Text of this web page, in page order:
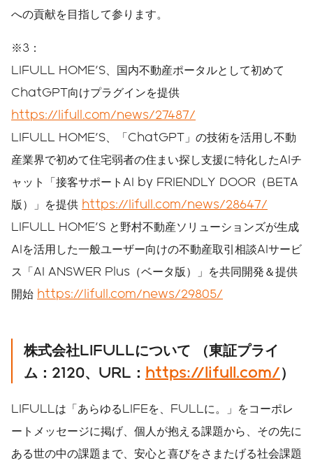
への貢献を目指して参ります。
※3：
LIFULL HOME'S、国内不動産ポータルとして初めて
ChatGPT向けプラグインを提供
https://lifull.com/news/27487/
LIFULL HOME'S、「ChatGPT」の技術を活用し不動
産業界で初めて住宅弱者の住まい探し支援に特化したAIチ
ャット「接客サポートAI by FRIENDLY DOOR（BETA
版）」を提供 https://lifull.com/news/28647/
LIFULL HOME'S と野村不動産ソリューションズが生成
AIを活用した一般ユーザー向けの不動産取引相談AIサービ
ス「AI ANSWER Plus（ベータ版）」を共同開発＆提供
開始 https://lifull.com/news/29805/
株式会社LIFULLについて
（東証プライ
ム： 2120、 URL ： https://lifull.com/）
LIFULLは「あらゆるLIFEを、FULLに。」をコーポレ
ートメッセージに掲げ、個人が抱える課題から、その先に
ある世の中の課題まで、安心と喜びをさまたげる社会課題